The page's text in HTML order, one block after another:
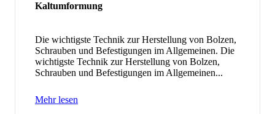
Kaltumformung
Die wichtigste Technik zur Herstellung von Bolzen,
Schrauben und Befestigungen im Allgemeinen. Die
wichtigste Technik zur Herstellung von Bolzen,
Schrauben und Befestigungen im Allgemeinen...
Mehr lesen